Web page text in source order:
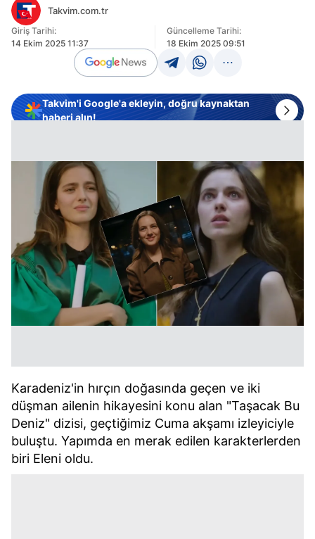
Takvim.com.tr
Giriş Tarihi:
14 Ekim 2025 11:37
Güncelleme Tarihi:
18 Ekim 2025 09:51
Takvim'i Google'a ekleyin, doğru kaynaktan
haberi alın!
Karadeniz'in hırçın doğasında geçen ve iki
düşman ailenin hikayesini konu alan "Taşacak Bu
Deniz" dizisi, geçtiğimiz Cuma akşamı izleyiciyle
buluştu. Yapımda en merak edilen karakterlerden
biri Eleni oldu.